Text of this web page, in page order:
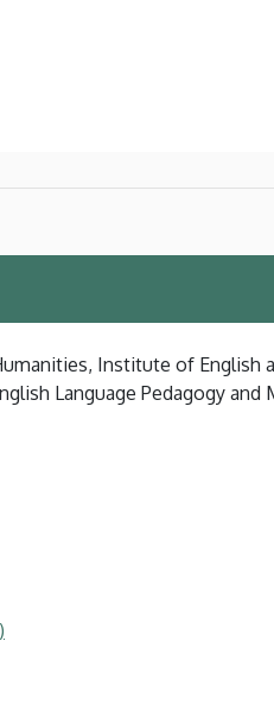
Institute of English
Language Pedagogy and